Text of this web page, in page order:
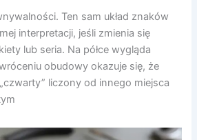
Ten sam układ znaków
interpretacji, jeśli zmienia się
lub seria. Na półce wygląda
obudowy okazuje się, że
liczony od innego miejsca